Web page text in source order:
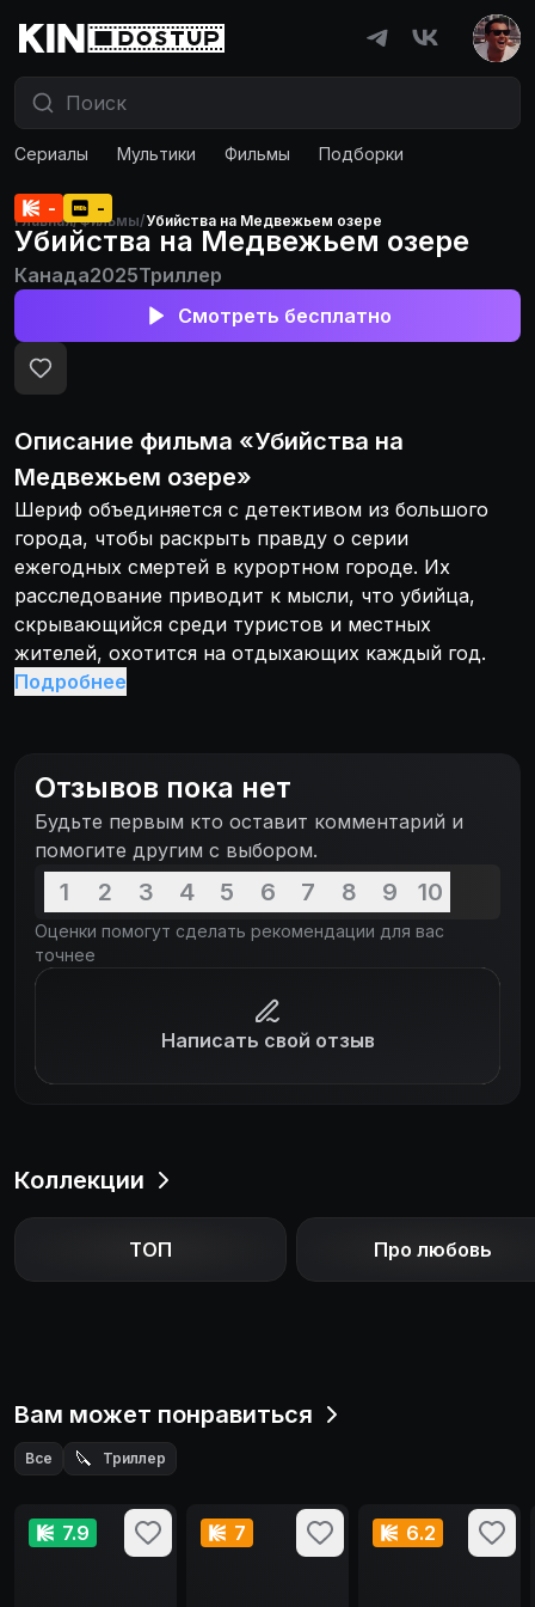
Сериалы Мультики Фильмы Подборки
Главная/Фильмы/Убийства на Медвежьем озере
- -
Убийства на Медвежьем озере
Канада2025Триллер
Смотреть бесплатно
Описание фильма «Убийства на
Медвежьем озере»
Шериф объединяется с детективом из большого
города, чтобы раскрыть правду о серии
ежегодных смертей в курортном городе. Их
расследование приводит к мысли, что убийца,
скрывающийся среди туристов и местных
жителей, охотится на отдыхающих каждый год.
Подробнее
Отзывов пока нет
Будьте первым кто оставит комментарий и
помогите другим с выбором.
1 2 3 4 5 6 7 8 9 10
Оценки помогут сделать рекомендации для вас
точнее
Написать свой отзыв
Коллекции
ТОП Про любовь
Вам может понравиться
Все 🔪 Триллер
7.9 7 6.2